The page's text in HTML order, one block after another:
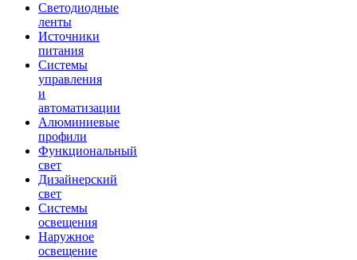
Светодиодные
ленты
Источники
питания
Системы
управления
и
автоматизации
Алюминиевые
профили
Функциональный
свет
Дизайнерский
свет
Системы
освещения
Наружное
освещение